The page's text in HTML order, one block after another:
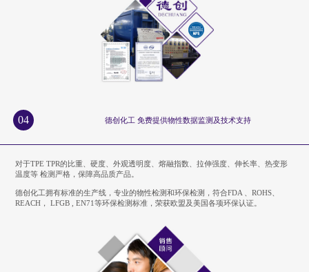
04 德创化工 免费提供物性数据监测及技术支持
对于TPE TPR的比重、硬度、外观透明度、熔融指数、拉伸强度、伸长率、热变形
温度等 检测严格，保障高品质产品。
德创化工拥有标准的生产线，专业的物性检测和环保检测，符合FDA 、ROHS、
REACH， LFGB , EN71等环保检测标准，荣获欧盟及美国各项环保认证。